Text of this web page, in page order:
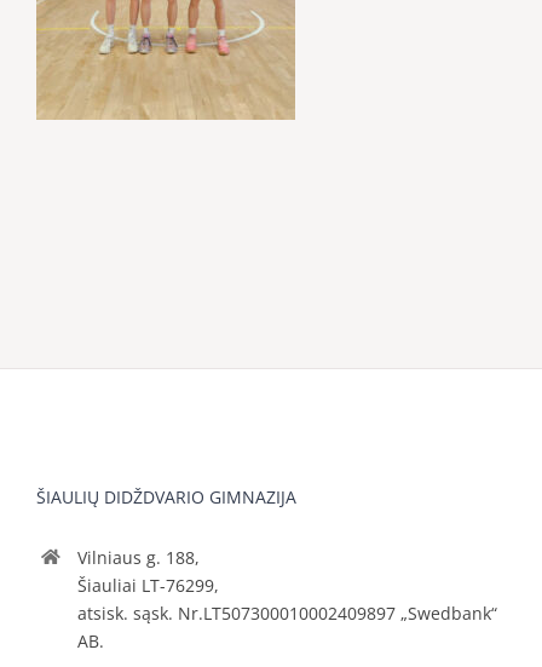
ŠIAULIŲ DIDŽDVARIO GIMNAZIJA
Vilniaus g. 188,
Šiauliai LT-76299,
atsisk. sąsk. Nr.LT507300010002409897 „Swedbank“
AB.